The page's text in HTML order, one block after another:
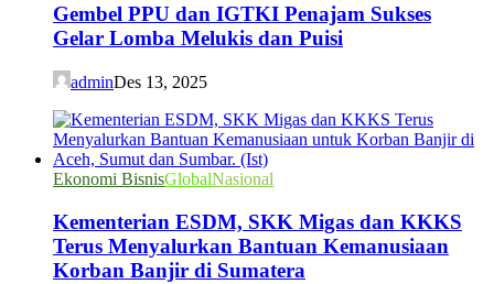
Gembel PPU dan IGTKI Penajam Sukses
Gelar Lomba Melukis dan Puisi
adminDes 13, 2025
Ekonomi BisnisGlobalNasional
Kementerian ESDM, SKK Migas dan KKKS
Terus Menyalurkan Bantuan Kemanusiaan
Korban Banjir di Sumatera